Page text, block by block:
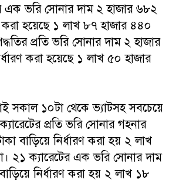
এক ভরি সোনার দাম ২ হাজার ৬৮২
করা হয়েছে ১ লাখ ৮৭ হাজার ৪৪০
প্রতি ভরি সোনার দাম ২ হাজার
করা হয়েছে ১ লাখ ৫০ হাজার
১০টা থেকে ভ্যাটসহ সবচেয়ে
প্রতি ভরি সোনার গহনার
বাড়িয়ে নির্ধারণ করা হয় ২ লাখ
২১ ক্যারেটের এক ভরি সোনার দাম
নির্ধারণ করা হয় ২ লাখ ১৮